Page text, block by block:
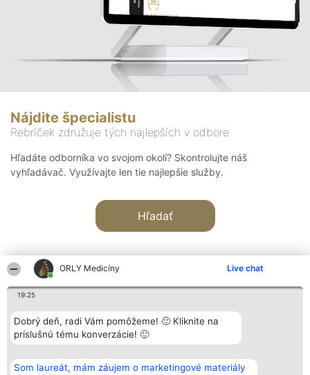
ORLY Medicíny Live chat
19:25
Dobrý deň, radi Vám pomôžeme! 🙂 Kliknite na
príslušnú tému konverzácie! 🙂
Som laureát, mám záujem o marketingové materiály
Nájdite špecialistu
Rebríček združuje tých najlepších v odbore
Hľadáte odborníka vo svojom okolí? Skontrolujte náš
vyhľadávač. Využívajte len tie najlepšie služby.
Hľadať
Organizátor hodnotenia
Bright Side Solutions sp. z o.
o. sp. k.
Wrocław 50-079
KRS 0000749100 | Regon
Hodnotenie
Laureáti
Lista
Laureatów
Podmienky
Kontakt
Kontakt